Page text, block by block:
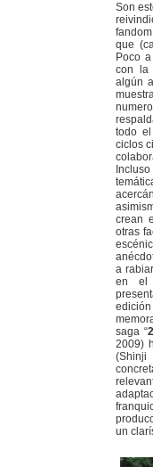
Son
que
Poco
con la
algún
todo el
ciclos
crean
otras
a
en el
saga “
2009)
un